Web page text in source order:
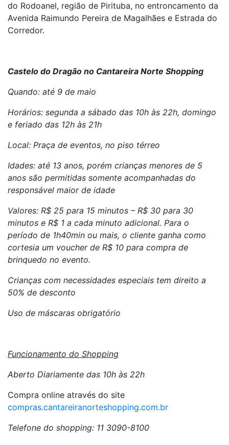
do Rodoanel, região de Pirituba, no entroncamento da
Avenida Raimundo Pereira de Magalhães e Estrada do
Corredor.
Castelo do Dragão no Cantareira Norte Shopping
Quando: até 9 de maio
Horários: segunda a sábado das 10h às 22h, domingo
e feriado das 12h às 21h
Local: Praça de eventos, no piso térreo
Idades: até 13 anos, porém crianças menores de 5
anos são permitidas somente acompanhadas do
responsável maior de idade
Valores: R$ 25 para 15 minutos – R$ 30 para 30
minutos e R$ 1 a cada minuto adicional. Para o
período de 1h40min ou mais, o cliente ganha como
cortesia um voucher de R$ 10 para compra de
brinquedo no evento.
Crianças com necessidades especiais tem direito a
50% de desconto
Uso de máscaras obrigatório
Funcionamento do Shopping
Aberto Diariamente das 10h às 22h
Compra online através do site
compras.cantareiranorteshopping.com.br
Telefone do shopping: 11 3090-8100